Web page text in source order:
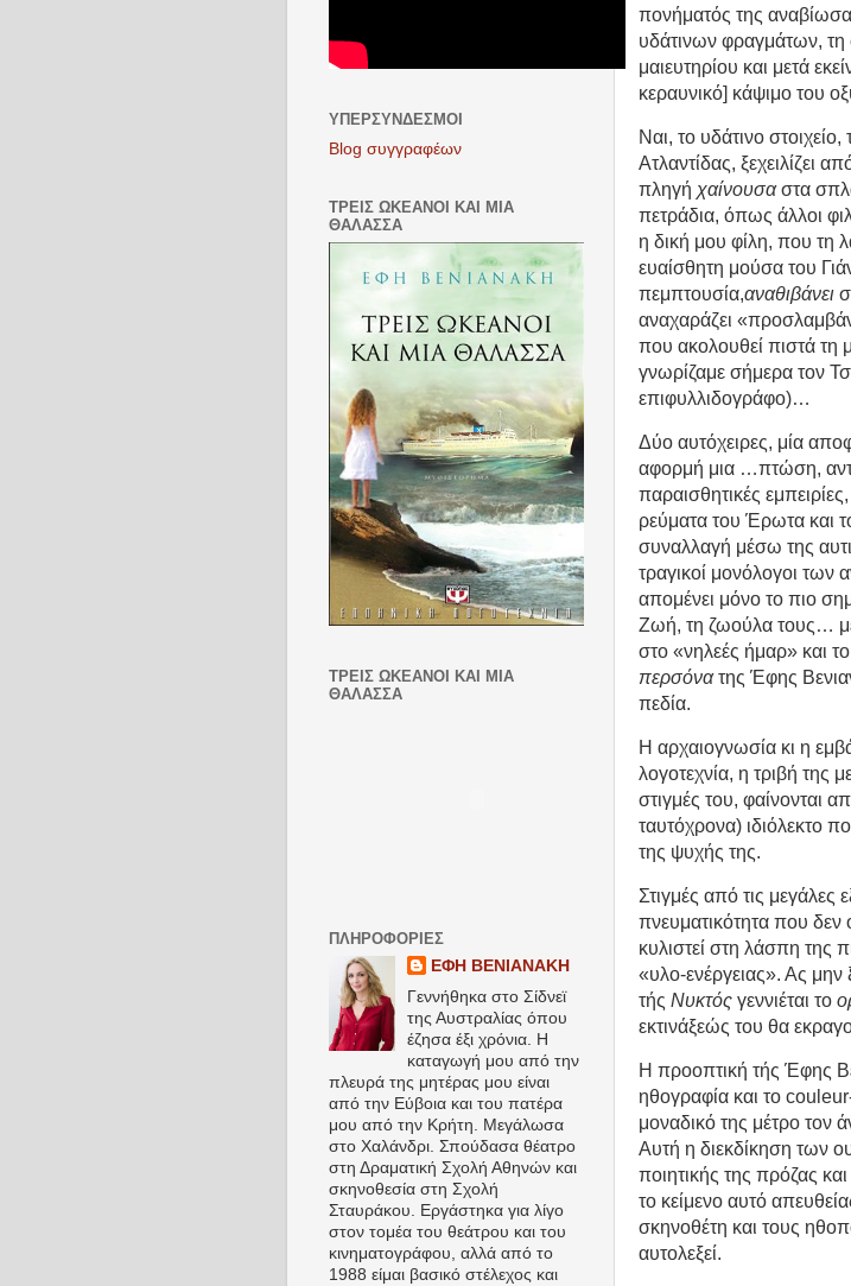
πονήματός της
υδάτινων φραγμάτων, τη
μαιευτηρίου και μετά
κεραυνικό] κάψιμο του
Ναι, το υδάτινο
Ατλαντίδας, ξεχειλίζει
πληγή χαίνουσαστα
πετράδια, όπως άλλοι
η δική μου φίλη, που τη
ευαίσθητη μούσα του
πεμπτουσία,αναθιβάνει
αναχαράζει
που ακολουθεί πιστά τη
γνωρίζαμε σήμερα τον
επιφυλλιδογράφο)…
Δύο αυτόχειρες, μία
αφορμή μια …πτώση,
παραισθητικές
ρεύματα του Έρωτα και
συναλλαγή μέσω της
τραγικοί μονόλογοι
απομένει μόνο το πιο
Ζωή, τη ζωούλα τους… με
στο «νηλεές ήμαρ» και
περσόνατης Έφης
πεδία.
Η αρχαιογνωσία κι η
λογοτεχνία, η τριβή της
στιγμές του, φαίνονται
ταυτόχρονα) ιδιόλεκτο
της ψυχής της.
Στιγμές από τις μεγάλες
πνευματικότητα που
κυλιστεί στη λάσπη της
«υλο-ενέργειας». Ας
τής Νυκτός γεννιέται το
εκτινάξεώς του θα
Η προοπτική τής Έφης
ηθογραφία και το
μοναδικό της μέτρο τον
Αυτή η διεκδίκηση των
ποιητικής της πρόζας
το κείμενο αυτό
σκηνοθέτη και τους
αυτολεξεί.
ΥΠΕΡΣΎΝΔΕΣΜΟΙ
Blog συγγραφέων
ΤΡΕΊΣ ΩΚΕΑΝΟΊ ΚΑΙ ΜΙΑ
ΘΆΛΑΣΣΑ
ΤΡΕΙΣ ΩΚΕΑΝΟΊ ΚΑΙ ΜΙΑ
ΘΆΛΑΣΣΑ
ΠΛΗΡΟΦΟΡΊΕΣ
ΕΦΗ ΒΕΝΙΑΝΑΚΗ
Γεννήθηκα στο Σίδνεϊ
της Αυστραλίας όπου
έζησα έξι χρόνια. Η
καταγωγή μου από την
πλευρά της μητέρας μου είναι
από την Εύβοια και του πατέρα
μου από την Κρήτη. Μεγάλωσα
στο Χαλάνδρι. Σπούδασα θέατρο
στη Δραματική Σχολή Αθηνών και
σκηνοθεσία στη Σχολή
Σταυράκου. Εργάστηκα για λίγο
στον τομέα του θεάτρου και του
κινηματογράφου, αλλά από το
1988 είμαι βασικό στέλεχος και